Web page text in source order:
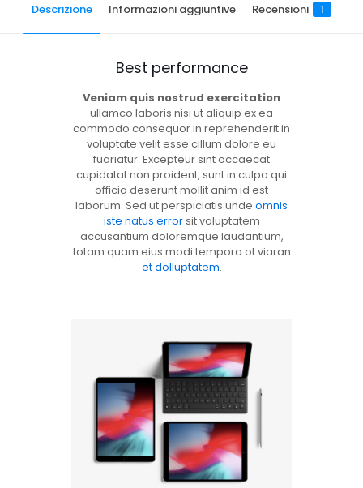
Descrizione Informazioni aggiuntive Recensioni 1
Best performance
Veniam quis nostrud exercitation
ullamco laboris nisi ut aliquip ex ea
commodo consequor in reprehenderit in
voluptate velit esse cillum dolore eu
fuariatur. Excepteur sint occaecat
cupidatat non proident, sunt in culpa qui
officia deserunt mollit anim id est
laborum. Sed ut perspiciatis unde omnis
iste natus errorsit voluptatem
accusantium doloremque laudantium,
totam quam eius modi tempora ot viaran
et dolluptatem.